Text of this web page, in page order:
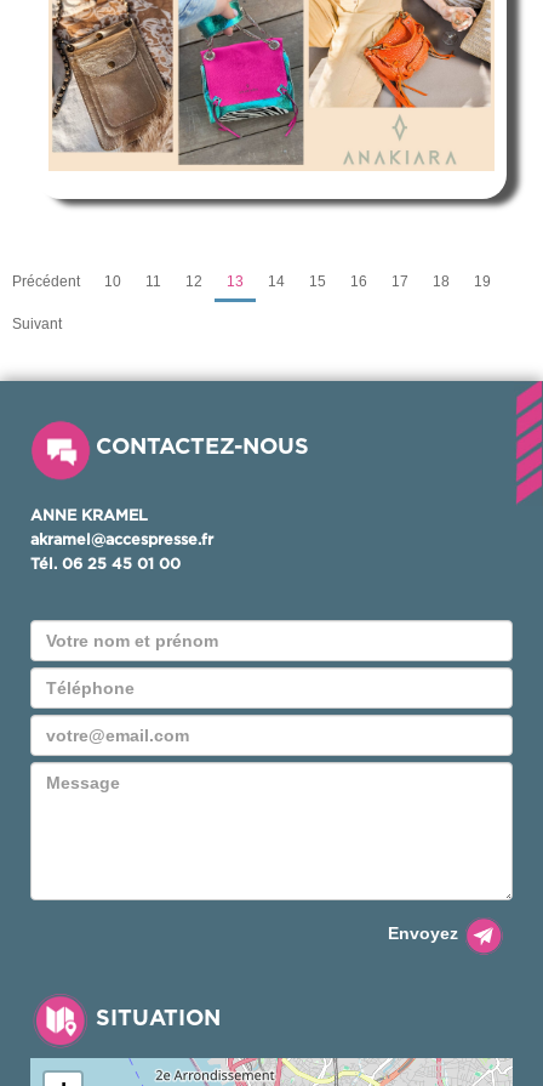
Précédent 10 11 12 13 14 15 16 17 18 19
Suivant
CONTACTEZ-NOUS
ANNE KRAMEL
akramel@accespresse.fr
Tél. 06 25 45 01 00
Envoyez
SITUATION